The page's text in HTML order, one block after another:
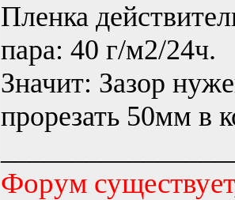
Пленка
пара: 40 г/м2/24ч.
Значит: Зазор
прорезать 50мм в
Форум